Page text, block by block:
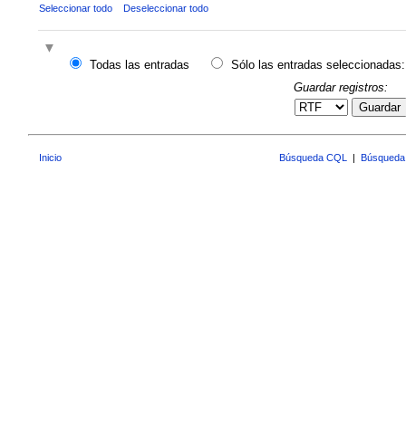
Seleccionar todo Deseleccionar todo
Todas las entradas
Sólo las entradas seleccionadas:
Guardar registros:
Guardar
Inicio Búsqueda CQL